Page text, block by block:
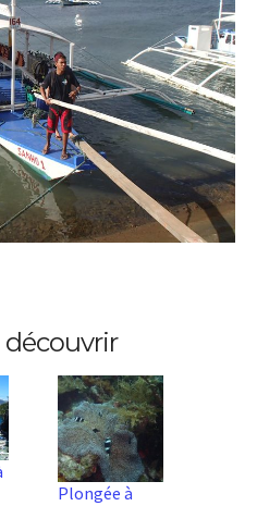
découvrir
Plongée à